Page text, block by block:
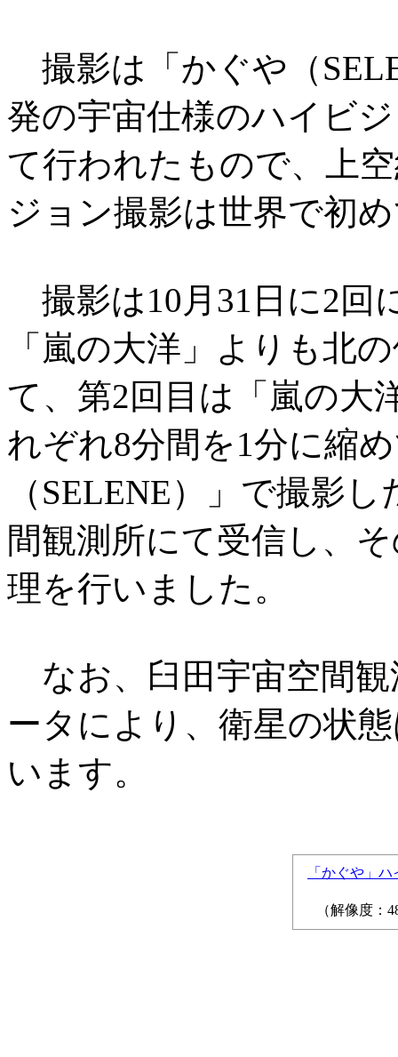
撮影は「かぐや（
発の宇宙仕様のハイビ
て行われたもので、上
ジョン撮影は世界で初
撮影は10月31日に2回
「嵐の大洋」よりも北
て、第2回目は「嵐の大
れぞれ8分間を1分に縮
（SELENE）」で撮影
間観測所にて受信し、
理を行いました。
なお、臼田宇宙空間
ータにより、衛星の状
います。
「かぐや」
（解像度